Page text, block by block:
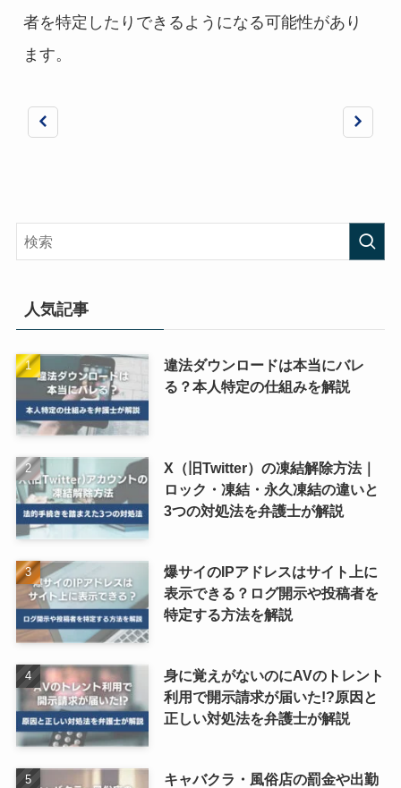
者を特定したりできるようになる可能性があり
ます。
人気記事
違法ダウンロードは本当にバレ
る？本人特定の仕組みを解説
X（旧Twitter）の凍結解除方法｜
ロック・凍結・永久凍結の違いと
3つの対処法を弁護士が解説
爆サイのIPアドレスはサイト上に
表示できる？ログ開示や投稿者を
特定する方法を解説
身に覚えがないのにAVのトレント
利用で開示請求が届いた!?原因と
正しい対処法を弁護士が解説
キャバクラ・風俗店の罰金や出勤